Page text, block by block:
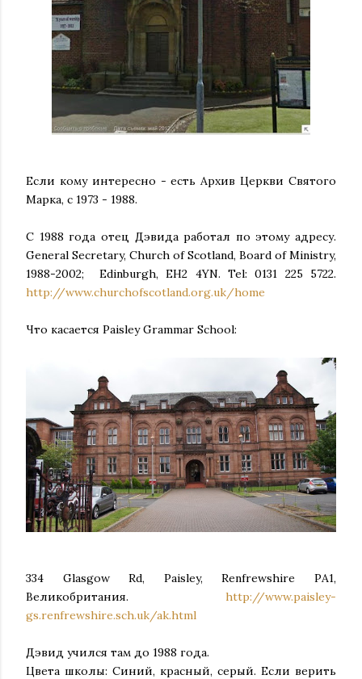
Если кому интересно - есть Архив Церкви Святого
Марка, с 1973 - 1988.
С 1988 года отец Дэвида работал по этому адресу.
General Secretary, Church of Scotland, Board of Ministry,
1988-2002; Edinburgh, EH2 4YN. Tel: 0131 225 5722.
http://www.churchofscotland.org.uk/home
Что касается Paisley Grammar School:
334 Glasgow Rd, Paisley, Renfrewshire PA1,
Великобритания. http://www.paisley-
gs.renfrewshire.sch.uk/ak.html
Дэвид учился там до 1988 года.
Цвета школы: Синий, красный, серый. Если верить